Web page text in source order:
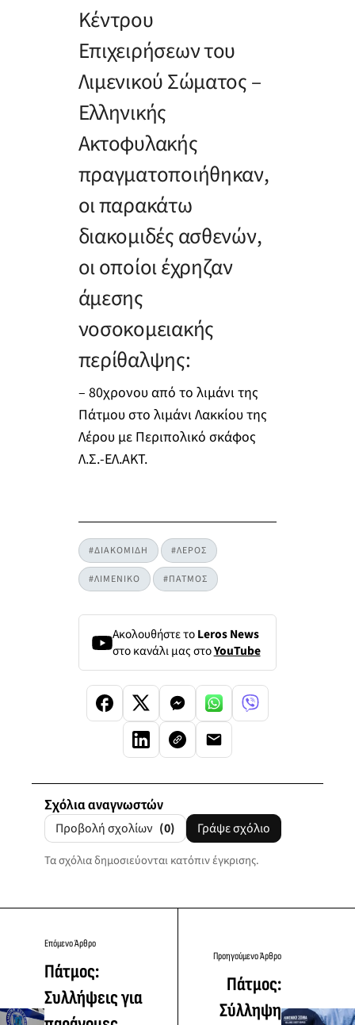
Κέντρου
Επιχειρήσεων του
Λιμενικού Σώματος –
Ελληνικής
Ακτοφυλακής
πραγματοποιήθηκαν,
οι παρακάτω
διακομιδές ασθενών,
οι οποίοι έχρηζαν
άμεσης
νοσοκομειακής
περίθαλψης:
– 80χρονου από το λιμάνι της
Πάτμου στο λιμάνι Λακκίου της
Λέρου με Περιπολικό σκάφος
Λ.Σ.-ΕΛ.ΑΚΤ.
#ΔΙΑΚΟΜΙΔΗ #ΛΕΡΟΣ
#ΛΙΜΕΝΙΚΟ #ΠΑΤΜΟΣ
Ακολουθήστε τοLeros News
στο κανάλι μας στοYouTube
Σχόλια αναγνωστών
Προβολή σχολίων (0) Γράψε σχόλιο
Τα σχόλια δημοσιεύονται κατόπιν έγκρισης.
Επόμενο Άρθρο
Πάτμος:
Συλλήψεις για
Προηγούμενο Άρθρο
Πάτμος:
Σύλληψη